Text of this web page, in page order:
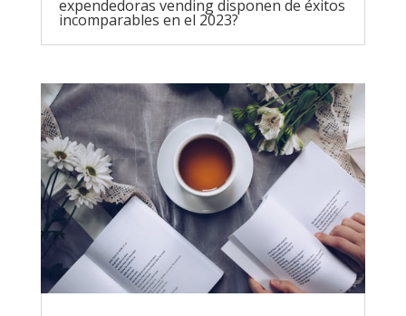
expendedoras vending disponen de éxitos
incomparables en el 2023?